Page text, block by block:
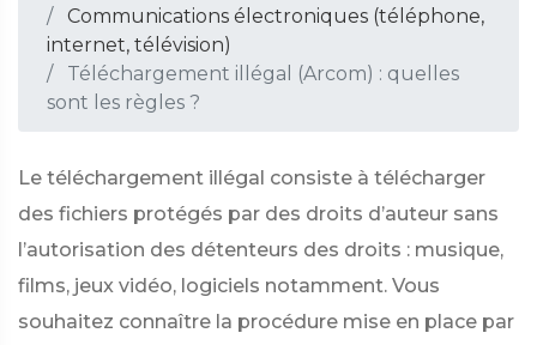
Communications électroniques (téléphone,
internet, télévision)
Téléchargement illégal (Arcom) : quelles
sont les règles ?
Le téléchargement illégal consiste à télécharger
des fichiers protégés par des droits d’auteur sans
l’autorisation des détenteurs des droits : musique,
films, jeux vidéo, logiciels notamment. Vous
souhaitez connaître la procédure mise en place par